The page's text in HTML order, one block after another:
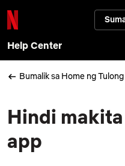
Help Center
Bumalik sa Home ng Tulong
Hindi
app